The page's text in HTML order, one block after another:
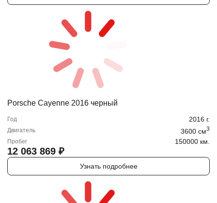
Porsche Cayenne 2016 черный
Год 2016 г.
Двигатель 3600 cм3
Пробег 150000 км.
12 063 869 ₽
Узнать подробнее